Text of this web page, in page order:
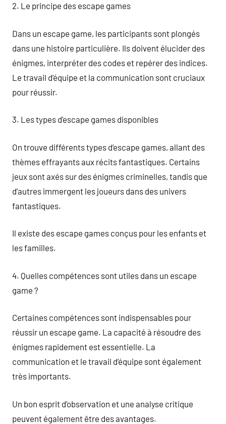
2. Le principe des escape games
Dans un escape game, les participants sont plongés
dans une histoire particulière. Ils doivent élucider des
énigmes, interpréter des codes et repérer des indices.
Le travail d’équipe et la communication sont cruciaux
pour réussir.
3. Les types d’escape games disponibles
On trouve différents types d’escape games, allant des
thèmes effrayants aux récits fantastiques. Certains
jeux sont axés sur des énigmes criminelles, tandis que
d’autres immergent les joueurs dans des univers
fantastiques.
Il existe des escape games conçus pour les enfants et
les familles.
4. Quelles compétences sont utiles dans un escape
game ?
Certaines compétences sont indispensables pour
réussir un escape game. La capacité à résoudre des
énigmes rapidement est essentielle. La
communication et le travail d’équipe sont également
très importants.
Un bon esprit d’observation et une analyse critique
peuvent également être des avantages.